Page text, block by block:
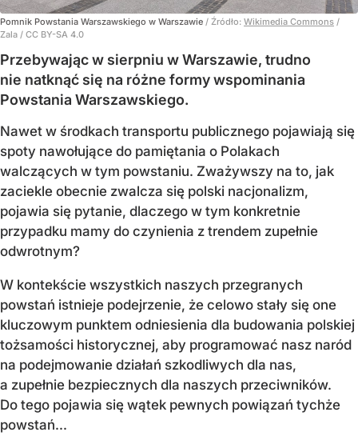
Pomnik Powstania Warszawskiego w Warszawie / Źródło: Wikimedia Commons /
Zala / CC BY-SA 4.0
Przebywając w sierpniu w Warszawie, trudno
nie natknąć się na różne formy wspominania
Powstania Warszawskiego.
Nawet w środkach transportu publicznego pojawiają się
spoty nawołujące do pamiętania o Polakach
walczących w tym powstaniu. Zważywszy na to, jak
zaciekle obecnie zwalcza się polski nacjonalizm,
pojawia się pytanie, dlaczego w tym konkretnie
przypadku mamy do czynienia z trendem zupełnie
odwrotnym?
W kontekście wszystkich naszych przegranych
powstań istnieje podejrzenie, że celowo stały się one
kluczowym punktem odniesienia dla budowania polskiej
tożsamości historycznej, aby programować nasz naród
na podejmowanie działań szkodliwych dla nas,
a zupełnie bezpiecznych dla naszych przeciwników.
Do tego pojawia się wątek pewnych powiązań tychże
powstań...